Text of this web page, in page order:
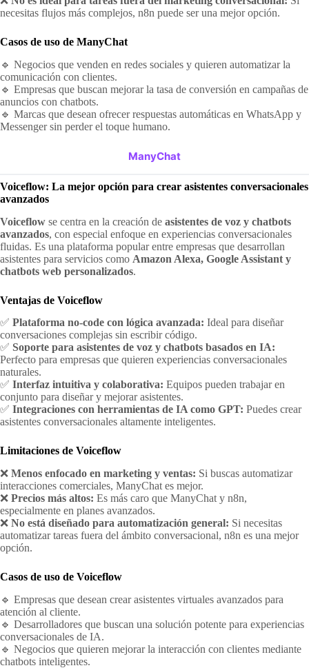
necesitas flujos más complejos, n8n puede ser una mejor opción.
Casos de uso de ManyChat
🔹 Negocios que venden en redes sociales y quieren automatizar la
comunicación con clientes.
🔹 Empresas que buscan mejorar la tasa de conversión en campañas de
anuncios con chatbots.
🔹 Marcas que desean ofrecer respuestas automáticas en WhatsApp y
Messenger sin perder el toque humano.
ManyChat
Voiceflow: La mejor opción para crear asistentes conversacionales
avanzados
Voiceflow se centra en la creación de asistentes de voz y chatbots
avanzados, con especial enfoque en experiencias conversacionales
fluidas. Es una plataforma popular entre empresas que desarrollan
asistentes para servicios como Amazon Alexa, Google Assistant y
chatbots web personalizados.
Ventajas de Voiceflow
✅ Plataforma no-code con lógica avanzada: Ideal para diseñar
conversaciones complejas sin escribir código.
✅ Soporte para asistentes de voz y chatbots basados en IA:
Perfecto para empresas que quieren experiencias conversacionales
naturales.
✅ Interfaz intuitiva y colaborativa: Equipos pueden trabajar en
conjunto para diseñar y mejorar asistentes.
✅ Integraciones con herramientas de IA como GPT: Puedes crear
asistentes conversacionales altamente inteligentes.
Limitaciones de Voiceflow
❌ Menos enfocado en marketing y ventas: Si buscas automatizar
interacciones comerciales, ManyChat es mejor.
❌ Precios más altos: Es más caro que ManyChat y n8n,
especialmente en planes avanzados.
❌ No está diseñado para automatización general: Si necesitas
automatizar tareas fuera del ámbito conversacional, n8n es una mejor
opción.
Casos de uso de Voiceflow
🔹 Empresas que desean crear asistentes virtuales avanzados para
atención al cliente.
🔹 Desarrolladores que buscan una solución potente para experiencias
conversacionales de IA.
🔹 Negocios que quieren mejorar la interacción con clientes mediante
chatbots inteligentes.